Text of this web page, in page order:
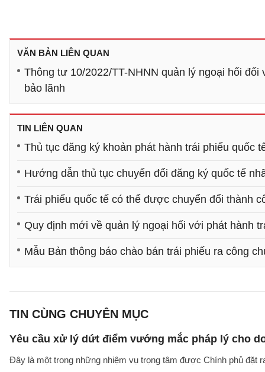
VĂN BẢN LIÊN QUAN
Thông tư 10/2022/TT-NHNN quản lý ngoại hối
bảo lãnh
TIN LIÊN QUAN
Thủ tục đăng ký khoản phát hành trái phiếu quốc
Hướng dẫn thủ tục chuyển đổi đăng ký quốc tế
Trái phiếu quốc tế có thể được chuyển đổi thành
Quy định mới về quản lý ngoại hối với phát hành
Mẫu Bản thông báo chào bán trái phiếu ra công
TIN CÙNG CHUYÊN MỤC
Yêu cầu xử lý dứt điểm vướng mắc pháp lý cho
Đây là một trong những nhiệm vụ trọng tâm được Chính phủ đặt